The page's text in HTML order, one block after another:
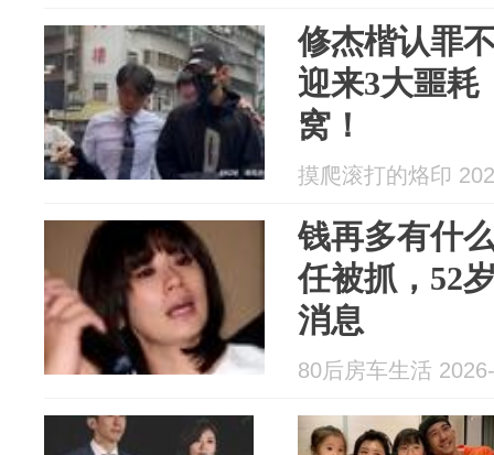
修杰楷认罪
迎来3大噩耗
窝！
摸爬滚打的烙印
钱再多有什
任被抓，52
消息
80后房车生活